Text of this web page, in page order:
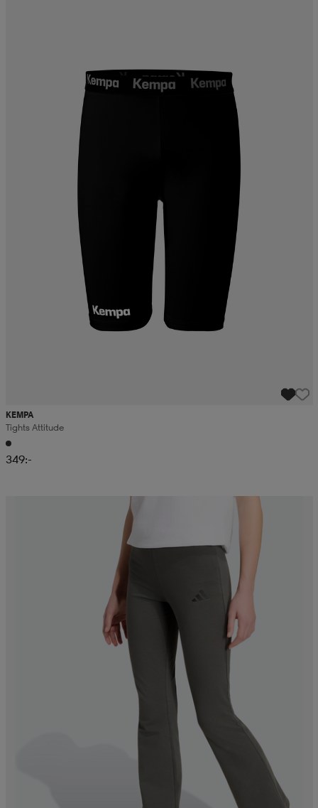
KEMPA
Tights Attitude
349:-